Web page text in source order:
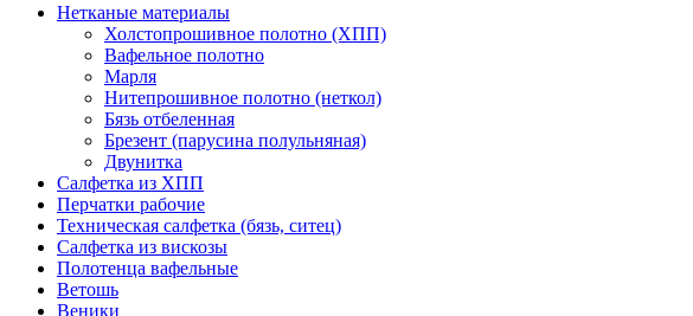
Нетканые материалы
Холстопрошивное полотно (ХПП)
Вафельное полотно
Марля
Нитепрошивное полотно (неткол)
Бязь отбеленная
Брезент (парусина полульняная)
Двунитка
Салфетка из ХПП
Перчатки рабочие
Техническая салфетка (бязь, ситец)
Салфетка из вискозы
Полотенца вафельные
Ветошь
Веники